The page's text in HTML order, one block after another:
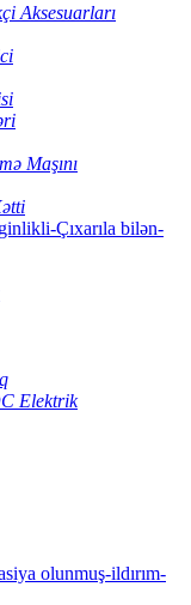
Aksesuarları
Maşını
Elektrik